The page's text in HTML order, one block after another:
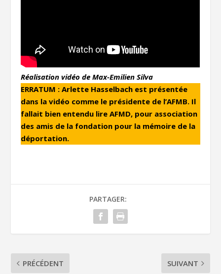
Réalisation vidéo de Max-Emilien Silva
ERRATUM : Arlette Hasselbach est présentée
dans la vidéo comme le présidente de l’AFMB. Il
fallait bien entendu lire AFMD, pour association
des amis de la fondation pour la mémoire de la
déportation.
PARTAGER:
PRÉCÉDENT SUIVANT